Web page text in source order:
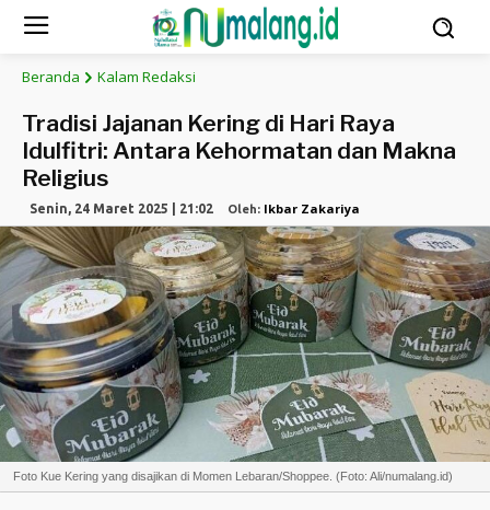
Beranda Kalam Redaksi
Tradisi Jajanan Kering di Hari Raya
Idulfitri: Antara Kehormatan dan Makna
Religius
Senin, 24 Maret 2025 | 21:02 Oleh: Ikbar Zakariya
Foto Kue Kering yang disajikan di Momen Lebaran/Shoppee. (Foto: Ali/numalang.id)